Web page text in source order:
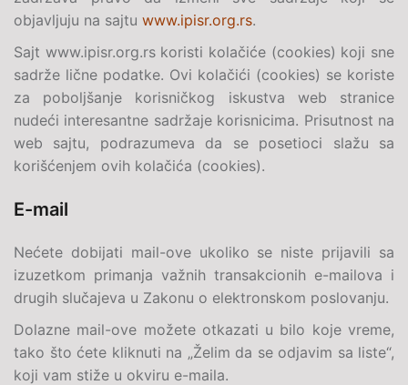
objavljuju na sajtu www.ipisr.org.rs.
Sajt www.ipisr.org.rs koristi kolačiće (cookies) koji sne
sadrže lične podatke. Ovi kolačići (cookies) se koriste
za poboljšanje korisničkog iskustva web stranice
nudeći interesantne sadržaje korisnicima. Prisutnost na
web sajtu, podrazumeva da se posetioci slažu sa
korišćenjem ovih kolačića (cookies).
E-mail
Nećete dobijati mail-ove ukoliko se niste prijavili sa
izuzetkom primanja važnih transakcionih e-mailova i
drugih slučajeva u Zakonu o elektronskom poslovanju.
Dolazne mail-ove možete otkazati u bilo koje vreme,
tako što ćete kliknuti na „Želim da se odjavim sa liste“,
koji vam stiže u okviru e-maila.